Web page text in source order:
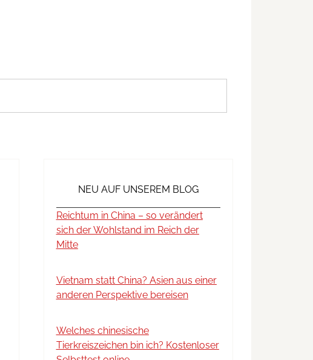
NEU AUF UNSEREM BLOG
Reichtum in China – so verändert
sich der Wohlstand im Reich der
Mitte
Vietnam statt China? Asien aus einer
anderen Perspektive bereisen
Welches chinesische
Tierkreiszeichen bin ich? Kostenloser